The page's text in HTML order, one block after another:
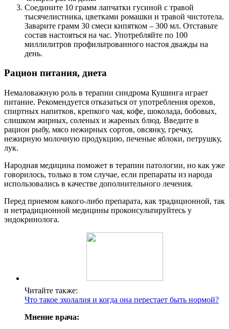
Соедините 10 грамм лапчатки гусиной с травой
тысячелистника, цветками ромашки и травой чистотела.
Заварите грамм 30 смеси кипятком – 300 мл. Отставьте
состав настояться на час. Употребляйте по 100
миллилитров профильтрованного настоя дважды на
день.
Рацион питания, диета
Немаловажную роль в терапии синдрома Кушинга играет
питание. Рекомендуется отказаться от употребления орехов,
спиртных напитков, крепкого чая, кофе, шоколада, бобовых,
слишком жирных, соленых и жареных блюд. Введите в
рацион рыбу, мясо нежирных сортов, овсянку, гречку,
нежирную молочную продукцию, печеные яблоки, петрушку,
лук.
Народная медицина поможет в терапии патологии, но как уже
говорилось, только в том случае, если препараты из народа
использовались в качестве дополнительного лечения.
Перед приемом какого-либо препарата, как традиционной, так
и нетрадиционной медицины проконсультируйтесь у
эндокринолога.
Читайте также:
Что такое эхолалия и когда она перестает быть нормой?
Мнение врача: